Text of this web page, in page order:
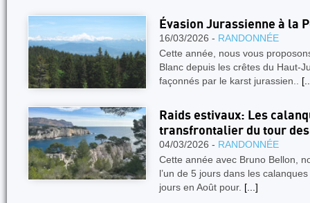
Évasion Jurassienne à la
16/03/2026 - RANDONNÉE
Cette année, nous vous
Blanc depuis les crêtes du Haut-
façonnés par le karst jurassien..
Raids estivaux: Les
transfrontalier du tour
04/03/2026 - RANDONNÉE
Cette année avec Bruno Bellon,
l’un de 5 jours dans les
jours en Août pour. [...]